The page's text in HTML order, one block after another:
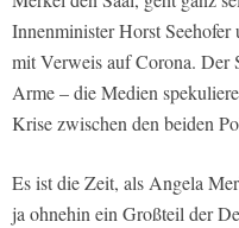
Innenminister Horst
mit Verweis auf Corona. Der
Arme – die Medien
Krise zwischen den beiden
Es ist die Zeit, als Angela
ja ohnehin ein Großteil der